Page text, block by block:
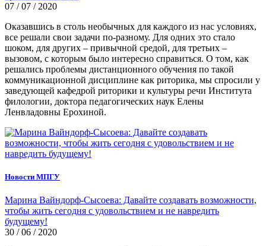
07 / 07 / 2020
Оказавшись в столь необычных для каждого из нас условиях,
все решали свои задачи по-разному. Для одних это стало
шоком, для других – привычной средой, для третьих –
вызовом, с которым было интересно справиться. О том, как
решались проблемы дистанционного обучения по такой
коммуникационной дисциплине как риторика, мы спросили у
заведующей кафедрой риторики и культуры речи Института
филологии, доктора педагогических наук Елены
Ленвладовны Ерохиной.
Новости МПГУ
Марина Вайндорф-Сысоева: Давайте создавать возможности,
чтобы жить сегодня с удовольствием и не навредить
будущему!
30 / 06 / 2020